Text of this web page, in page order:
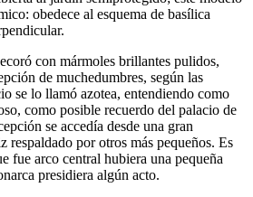
obedece al esquema de basílica
con mármoles brillantes pulidos,
de muchedumbres, según las
se lo llamó azotea, entendiendo como
como posible recuerdo del palacio de
se accedía desde una gran
respaldado por otros más pequeños. Es
fue arco central hubiera una pequeña
presidiera algún acto.